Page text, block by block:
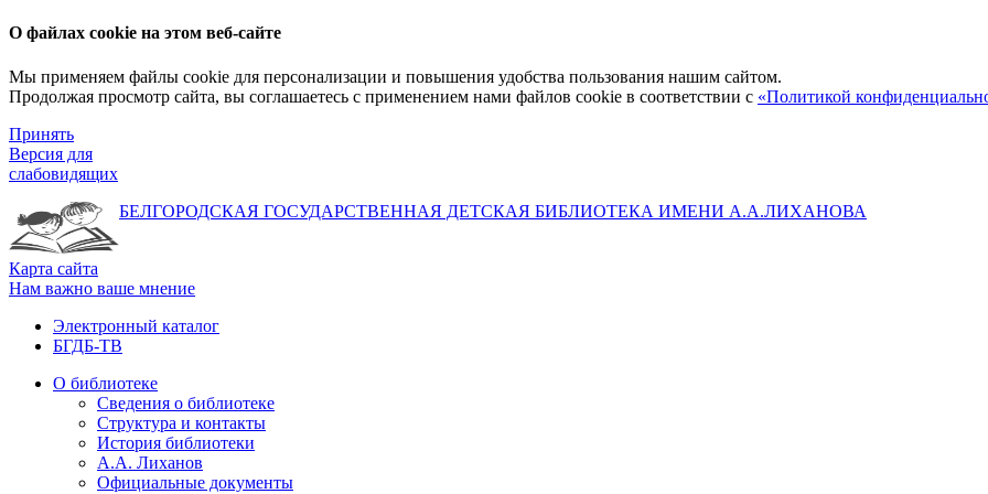
О файлах cookie на этом веб-сайте
Мы применяем файлы cookie для персонализации и повышения удобства пользования нашим сайтом.
Продолжая просмотр сайта, вы соглашаетесь с применением нами файлов cookie в соответствии с «Политикой
Принять
Версия для
слабовидящих
БЕЛГОРОДСКАЯ ГОСУДАРСТВЕННАЯ ДЕТСКАЯ БИБЛИОТЕКА ИМЕНИ А.А.ЛИХАНОВА
Карта сайта
Нам важно ваше мнение
Электронный каталог
БГДБ-ТВ
О библиотеке
Сведения о библиотеке
Структура и контакты
История библиотеки
А.А. Лиханов
Официальные документы